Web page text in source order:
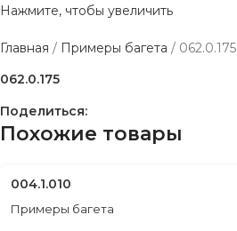
Нажмите, чтобы увеличить
Главная Примеры багета 062.0.175
062.0.175
Поделиться:
Похожие товары
004.1.010
Примеры багета